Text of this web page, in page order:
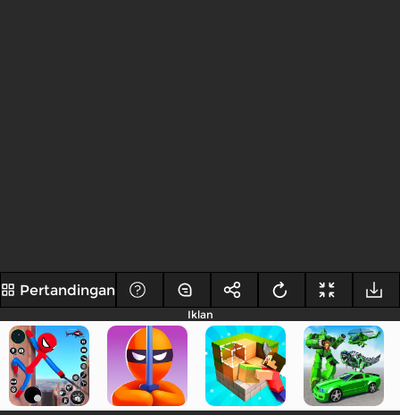
Pertandingan
Iklan